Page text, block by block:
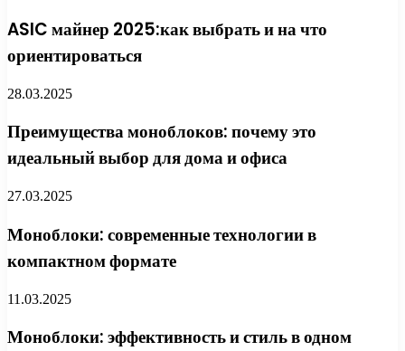
ASIC майнер 2025:как выбрать и на что
ориентироваться
28.03.2025
Преимущества моноблоков: почему это
идеальный выбор для дома и офиса
27.03.2025
Моноблоки: современные технологии в
компактном формате
11.03.2025
Моноблоки: эффективность и стиль в одном